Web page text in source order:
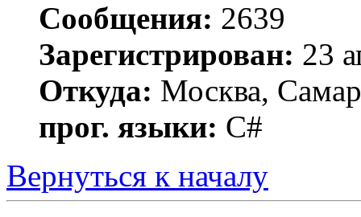
Сообщения: 2639
Зарегистрирован: 23
Откуда: Москва,
прог. языки: C#
Вернуться к началу